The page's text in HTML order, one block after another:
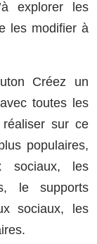
explorer les
les modifier à
Créez un
toutes les
sur ce
populaires,
sociaux, les
le supports
sociaux, les